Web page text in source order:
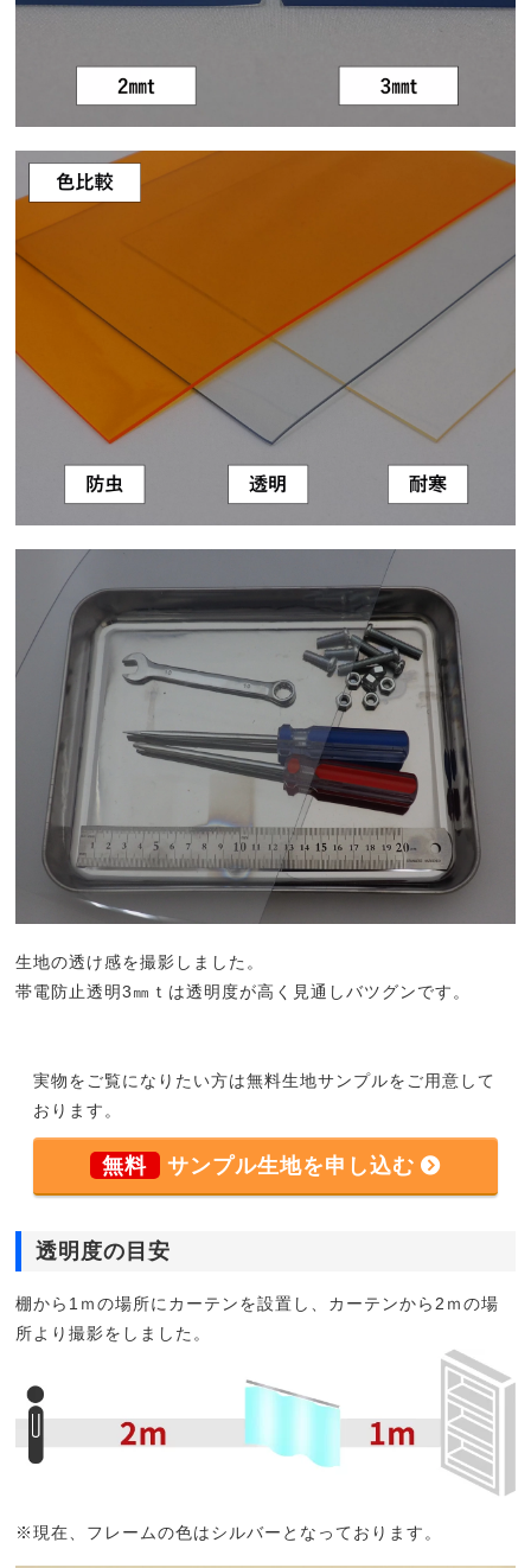
生地の透け感を撮影しました。
帯電防止透明3㎜ｔは透明度が高く見通しバツグンです。
実物をご覧になりたい方は無料生地サンプルをご用意して
おります。
無料 サンプル生地を申し込む
透明度の目安
棚から1ｍの場所にカーテンを設置し、カーテンから2ｍの場
所より撮影をしました。
※現在、フレームの色はシルバーとなっております。